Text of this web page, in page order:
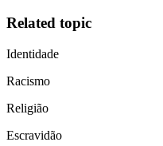
Related topic
Identidade
Racismo
Religião
Escravidão